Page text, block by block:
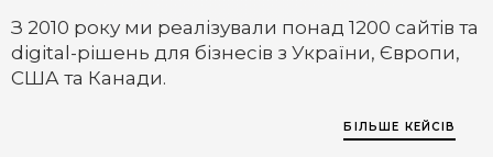
З 2010 року ми реалізували понад 1200 сайтів та
digital-рішень для бізнесів з України, Європи,
США та Канади.
БІЛЬШЕ КЕЙСІВ